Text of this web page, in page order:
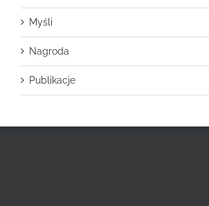
Myśli
Nagroda
Publikacje